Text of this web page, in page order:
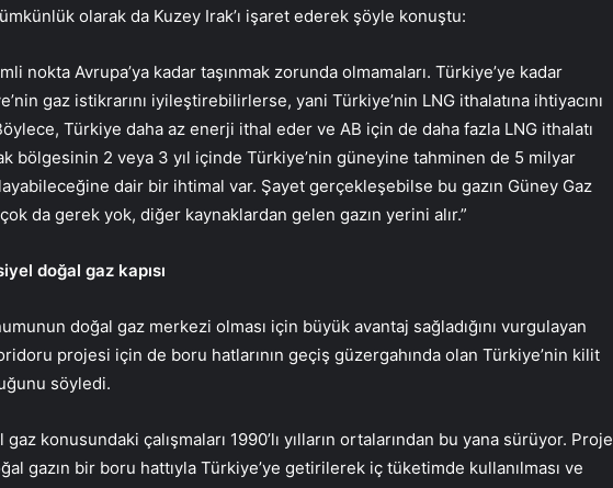
olarak da Kuzey Irak’ı işaret ederek şöyle konuştu:
nokta Avrupa’ya kadar taşınmak zorunda olmamaları. Türkiye’ye kadar
gaz istikrarını iyileştirebilirlerse, yani Türkiye’nin LNG ithalatına ihtiyacını
Türkiye daha az enerji ithal eder ve AB için de daha fazla LNG ithalatı
bölgesinin 2 veya 3 yıl içinde Türkiye’nin güneyine tahminen de 5 milyar
dair bir ihtimal var. Şayet gerçekleşebilse bu gazın Güney Gaz
da gerek yok, diğer kaynaklardan gelen gazın yerini alır.”
doğal gaz kapısı
doğal gaz merkezi olması için büyük avantaj sağladığını vurgulayan
projesi için de boru hatlarının geçiş güzergahında olan Türkiye’nin kilit
söyledi.
gaz konusundaki çalışmaları 1990’lı yılların ortalarından bu yana sürüyor. Proje
gazın bir boru hattıyla Türkiye’ye getirilerek iç tüketimde kullanılması ve